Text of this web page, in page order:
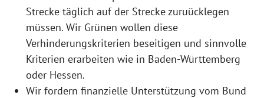
Strecke täglich auf der Strecke zuruücklegen
müssen. Wir Grünen wollen diese
Verhinderungskriterien beseitigen und sinnvolle
Kriterien erarbeiten wie in Baden-Württemberg
oder Hessen.
Wir fordern finanzielle Unterstützung vom Bund